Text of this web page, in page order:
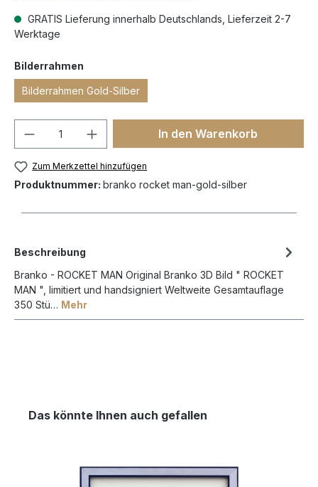
GRATIS Lieferung innerhalb Deutschlands, Lieferzeit 2-7
Werktage
Bilderrahmen
Bilderrahmen Gold-Silber
In den Warenkorb
Zum Merkzettel hinzufügen
Produktnummer: branko rocket man-gold-silber
Beschreibung
Branko - ROCKET MAN Original Branko 3D Bild " ROCKET
MAN ", limitiert und handsigniert Weltweite Gesamtauflage
350 Stü… Mehr
Das könnte Ihnen auch gefallen